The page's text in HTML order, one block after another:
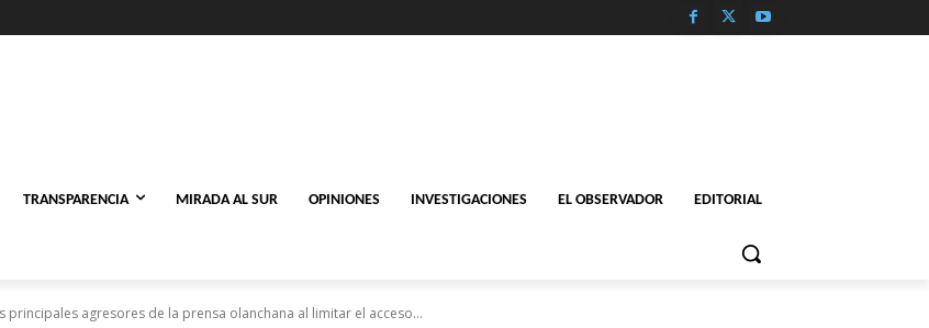
TRANSPARENCIA MIRADA AL SUR OPINIONES INVESTIGACIONES EL OBSERVADOR EDITORIAL
principales agresores de la prensa olanchana al limitar el acceso...